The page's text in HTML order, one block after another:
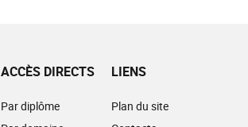
ACCÈS DIRECTS
Par diplôme
LIENS
Plan du site